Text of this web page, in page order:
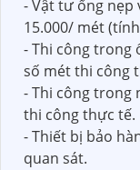
- Vật tư ống nẹp
15.000/ mét
- Thi công trong
số mét thi công
- Thi công trong
thi công thực tế.
- Thiết bị bảo
quan sát.